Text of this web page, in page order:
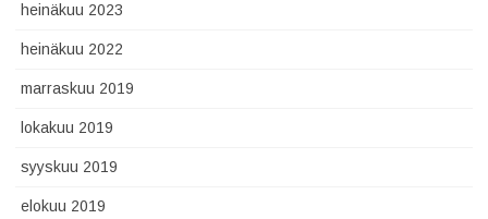
heinäkuu 2023
heinäkuu 2022
marraskuu 2019
lokakuu 2019
syyskuu 2019
elokuu 2019